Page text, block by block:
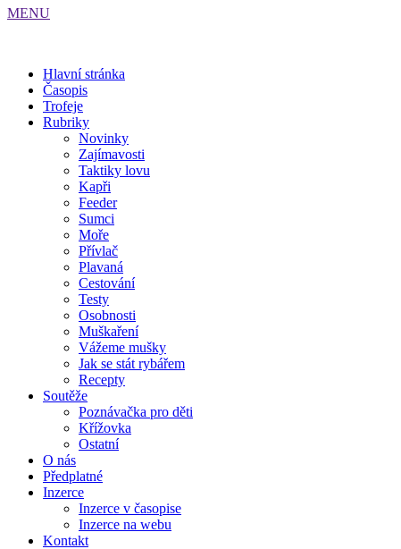
MENU
Hlavní stránka
Časopis
Trofeje
Rubriky
Novinky
Zajímavosti
Taktiky lovu
Kapři
Feeder
Sumci
Moře
Přívlač
Plavaná
Cestování
Testy
Osobnosti
Muškaření
Vážeme mušky
Jak se stát rybářem
Recepty
Soutěže
Poznávačka pro děti
Křížovka
Ostatní
O nás
Předplatné
Inzerce
Inzerce v časopise
Inzerce na webu
Kontakt